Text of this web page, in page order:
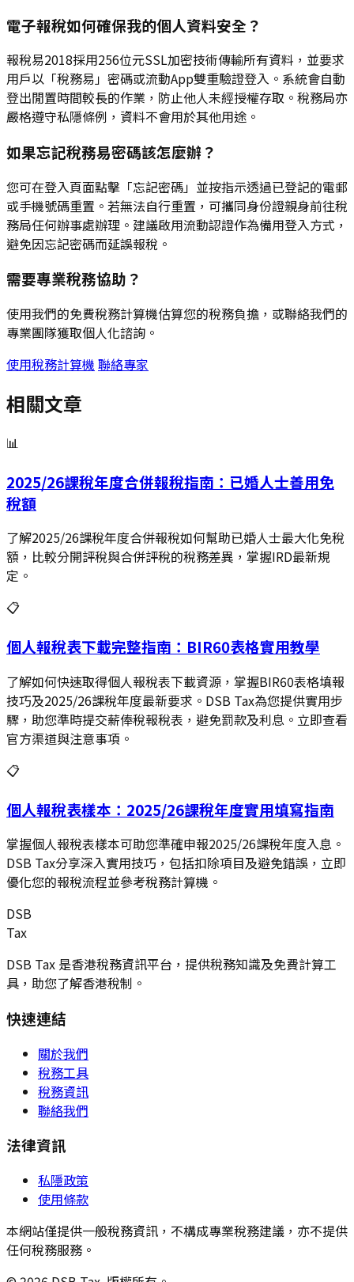
電子報稅如何確保我的個人資料安全？
報稅易2018採用256位元SSL加密技術傳輸所有資料，並要求
用戶以「稅務易」密碼或流動App雙重驗證登入。系統會自動
登出閒置時間較長的作業，防止他人未經授權存取。稅務局亦
嚴格遵守私隱條例，資料不會用於其他用途。
如果忘記稅務易密碼該怎麼辦？
您可在登入頁面點擊「忘記密碼」並按指示透過已登記的電郵
或手機號碼重置。若無法自行重置，可攜同身份證親身前往稅
務局任何辦事處辦理。建議啟用流動認證作為備用登入方式，
避免因忘記密碼而延誤報稅。
需要專業稅務協助？
使用我們的免費稅務計算機估算您的稅務負擔，或聯絡我們的
專業團隊獲取個人化諮詢。
使用稅務計算機 聯絡專家
相關文章
📊
2025/26課稅年度合併報稅指南：已婚人士善用免
稅額
了解2025/26課稅年度合併報稅如何幫助已婚人士最大化免稅
額，比較分開評稅與合併評稅的稅務差異，掌握IRD最新規
定。
📋
個人報稅表下載完整指南：BIR60表格實用教學
了解如何快速取得個人報稅表下載資源，掌握BIR60表格填報
技巧及2025/26課稅年度最新要求。DSB Tax為您提供實用步
驟，助您準時提交薪俸稅報稅表，避免罰款及利息。立即查看
官方渠道與注意事項。
📋
個人報稅表樣本：2025/26課稅年度實用填寫指南
掌握個人報稅表樣本可助您準確申報2025/26課稅年度入息。
DSB Tax分享深入實用技巧，包括扣除項目及避免錯誤，立即
優化您的報稅流程並參考稅務計算機。
DSB
Tax
DSB Tax 是香港稅務資訊平台，提供稅務知識及免費計算工
具，助您了解香港稅制。
快速連結
關於我們
稅務工具
稅務資訊
聯絡我們
法律資訊
私隱政策
使用條款
本網站僅提供一般稅務資訊，不構成專業稅務建議，亦不提供
任何稅務服務。